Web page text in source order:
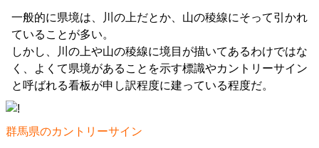
一般的に県境は、川の上だとか、山の稜線にそって引かれ
ていることが多い。
しかし、川の上や山の稜線に境目が描いてあるわけではな
く、よくて県境があることを示す標識やカントリーサイン
と呼ばれる看板が申し訳程度に建っている程度だ。
群馬県のカントリーサイン